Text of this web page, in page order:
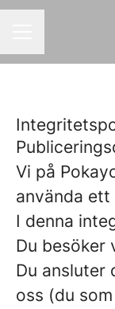
Vi på
använda
I denna
Du besöker
Du ansluter
oss (du